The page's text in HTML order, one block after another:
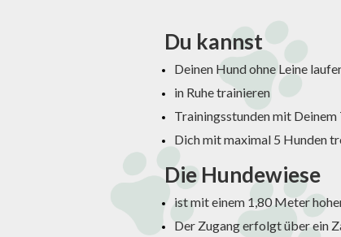
Du kannst
Deinen Hund ohne Leine
in Ruhe trainieren
Trainingsstunden mit Deinem
Dich mit maximal 5 Hunden
Die Hundewiese
ist mit einem 1,80 Meter
Der Zugang erfolgt über ein